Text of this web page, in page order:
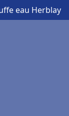
eau Herblay